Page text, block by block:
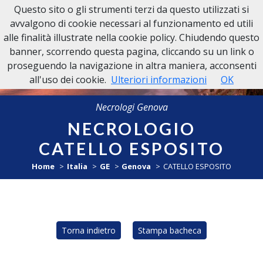
NECROLOGI GENOVA
Necrologi Genova
NECROLOGIO
CATELLO ESPOSITO
Home Italia GE Genova CATELLO ESPOSITO
Torna indietro Stampa bacheca
Questo sito o gli strumenti terzi da questo utilizzati si
avvalgono di cookie necessari al funzionamento ed utili
alle finalità illustrate nella cookie policy. Chiudendo questo
banner, scorrendo questa pagina, cliccando su un link o
proseguendo la navigazione in altra maniera, acconsenti
all'uso dei cookie. Ulteriori informazioni OK